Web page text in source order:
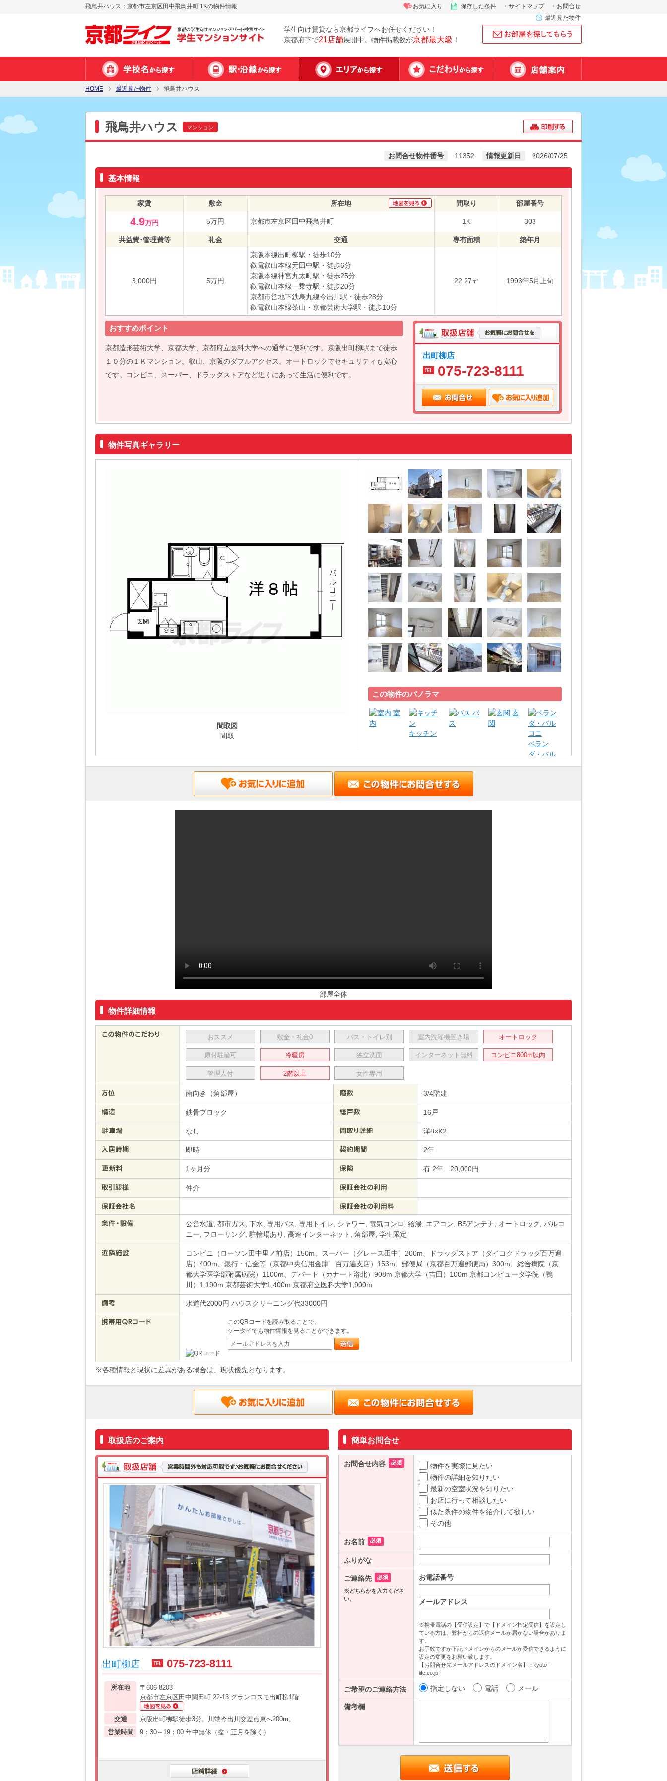
飛鳥井ハウス：京都市左京区田中飛鳥井町 1Kの物件情報
学生向け賃貸なら京都ライフへお任せください！
京都府下で21店舗展開中。物件掲載数が京都最大級 ！
お問合せ
サイトマップ
保存した条件
お気に入り
最近見た物件
HOME 最近見た物件 飛鳥井ハウス
飛鳥井ハウス マンション
お問合せ物件番号 11352 情報更新日 2026/07/25
基本情報
家賃 敷金 所在地 間取り 部屋番号
4.9万円 5万円 京都市左京区田中飛鳥井町 1K 303
共益費･管理費等 礼金 交通 専有面積 築年月
3,000円 5万円
京阪本線出町柳駅・徒歩10分
叡電叡山本線元田中駅・徒歩6分
京阪本線神宮丸太町駅・徒歩25分
叡電叡山本線一乗寺駅・徒歩20分
京都市営地下鉄烏丸線今出川駅・徒歩28分
叡電叡山本線茶山・京都芸術大学駅・徒歩10分
22.27㎡ 1993年5月上旬
おすすめポイント
京都造形芸術大学、京都大学、京都府立医科大学への通学に便利です。京阪出町柳駅まで徒歩
１０分の１Ｋマンション。叡山、京阪のダブルアクセス。オートロックでセキュリティも安心
です。コンビニ、スーパー、ドラッグストアなど近くにあって生活に便利です。
出町柳店
075-723-8111
物件写真ギャラリー
間取図
間取
この物件のパノラマ
室
内
キッチン
バ
ス
玄
関
ベラン
ダ・バル
コニ
部屋全体
物件詳細情報
おススメ 敷金・礼金0 バス・トイレ別 室内洗濯機置き場 オートロック
原付駐輪可 冷暖房 独立洗面 インターネット無料 コンビニ800m以内
管理人付 2階以上 女性専用
南向き（角部屋） 3/4階建
鉄骨ブロック 16戸
なし 洋8×K2
即時 2年
1ヶ月分 有 2年 20,000円
仲介
公営水道, 都市ガス, 下水, 専用バス, 専用トイレ, シャワー, 電気コンロ, 給湯, エアコン, BSアンテナ, オートロック, バルコ
ニー, フローリング, 駐輪場あり, 高速インターネット, 角部屋, 学生限定
コンビニ（ローソン田中里ノ前店）150m、スーパー（グレース田中）200m、ドラッグストア（ダイコクドラッグ百万遍
店）400m、銀行・信金等（京都中央信用金庫 百万遍支店）153m、郵便局（京都百万遍郵便局）300m、総合病院（京
都大学医学部附属病院）1100m、デパート（カナート洛北）908m 京都大学（吉田）100m 京都コンピュータ学院（鴨
川）1,190m 京都芸術大学1,400m 京都府立医科大学1,900m
水道代2000円 ハウスクリーニング代33000円
このQRコードを読み取ることで、
ケータイでも物件情報を見ることができます。
※各種情報と現状に差異がある場合は、現状優先となります。
取扱店のご案内
出町柳店 075-723-8111
所在地
〒606-8203
京都市左京区田中関田町 22-13 グランコスモ出町柳1階
交通
京阪出町柳駅徒歩3分。川端今出川交差点東へ200m。
営業時間
9：30～19：00 年中無休（盆・正月を除く）
簡単お問合せ